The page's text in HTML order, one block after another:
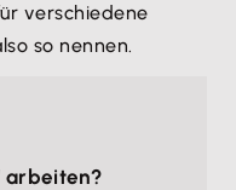
verschiedene
so nennen.
arbeiten?